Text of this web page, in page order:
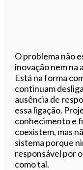
O problema não
inovação nem na
Está na forma
continuam
ausência de
essa ligação.
conhecimento e
coexistem, mas
sistema porque
responsável por
como tal.